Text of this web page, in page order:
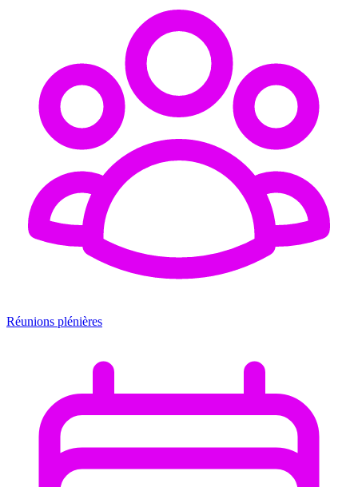
Réunions plénières